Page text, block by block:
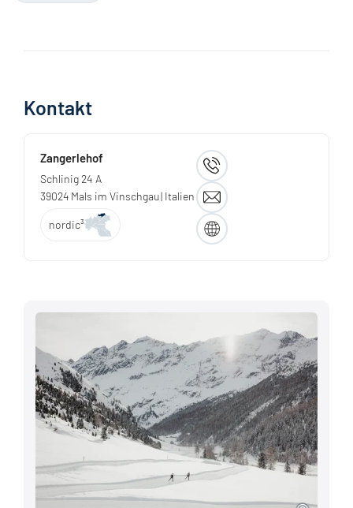
Kontakt
Zangerlehof
Schlinig 24 A
39024 Mals im Vinschgau| Italien
nordic³